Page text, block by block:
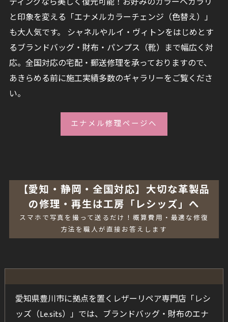
と印象を変える「エナメルカラーチェンジ（色替え）」
も大人気です。 シャネルやルイ・ヴィトンをはじめとす
るブランドバッグ・財布・パンプス（靴）まで幅広く対
応。全国対応の宅配・郵送修理を承っておりますので、
あきらめる前に施工実績多数のギャラリーをご覧くださ
い。
エナメル修理ページへ
【愛知・静岡・全国対応】大切な革製品
の修理・再生は工房「レシッズ」へ
スマホで写真を撮って送るだけ！概算費用・最適な修復
方法を職人が直接お答えします
愛知県豊川市に拠点を置くレザーリペア専門店「レシ
ッズ（Le.sits）」では、ブランドバッグ・財布のエナ